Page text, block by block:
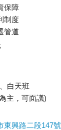
保障
制度
管道
白天班
主，可面議)
東興路二段147號